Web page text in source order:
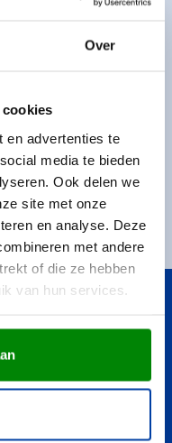
Over
en advertenties te
media te bieden
Ook delen we
site met onze
en analyse. Deze
met andere
of die ze hebben
van hun services.
- het Privacybeleiden de
toepassing.
aankoop